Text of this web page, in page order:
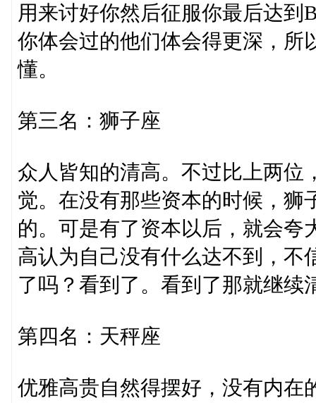
用来讨好你然后征服你最后达到
你体会过的他们体会得更深，所
懂。
第三名：狮子座
众人皆知的清高。不过比上两位
觉。在没有那些资本的时候，狮
的。可是有了资本以后，就会夸
高认为自己没有什么达不到，不
了吗？看到了。看到了那就继续
第四名：天秤座
优雅高贵自然得摆好，没有内在